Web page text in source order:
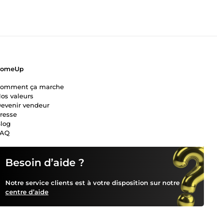
Besoin d’aide ?
Notre service clients est à votre disposition sur notre
centre d’aide
ça marche
valeurs
vendeur